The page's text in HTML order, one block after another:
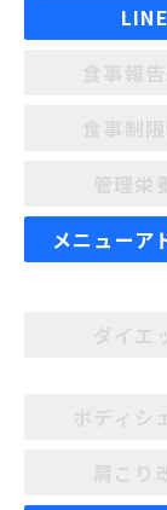
LINE
メニューア